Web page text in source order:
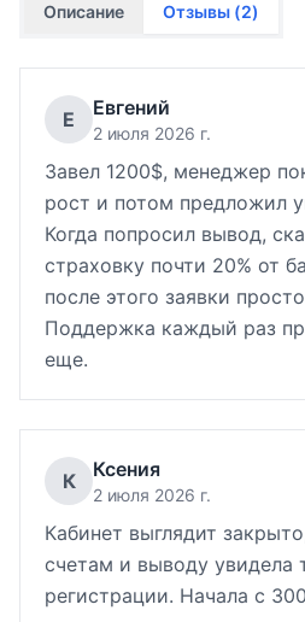
Описание Отзывы (2)
Е Евгений
2 июля 2026 г.
Завел 1200$, менеджер
рост и потом предложил
Когда попросил вывод,
страховку почти 20% от
после этого заявки
Поддержка каждый раз
еще.
К Ксения
2 июля 2026 г.
Кабинет выглядит
счетам и выводу увидела
регистрации. Начала с